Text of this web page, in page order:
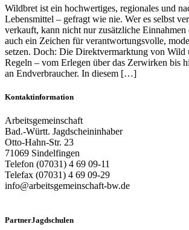
Wildbret ist ein hochwertiges, regionales und
Lebensmittel – gefragt wie nie. Wer es selbst
verkauft, kann nicht nur zusätzliche Einnahmen
auch ein Zeichen für verantwortungsvolle,
setzen. Doch: Die Direktvermarktung von Wild
Regeln – vom Erlegen über das Zerwirken bis
an Endverbraucher. In diesem […]
Kontaktinformation
Arbeitsgemeinschaft
Bad.-Württ. Jagdscheininhaber
Otto-Hahn-Str. 23
71069 Sindelfingen
Telefon (07031) 4 69 09-11
Telefax (07031) 4 69 09-29
info@arbeitsgemeinschaft-bw.de
PartnerJagdschulen